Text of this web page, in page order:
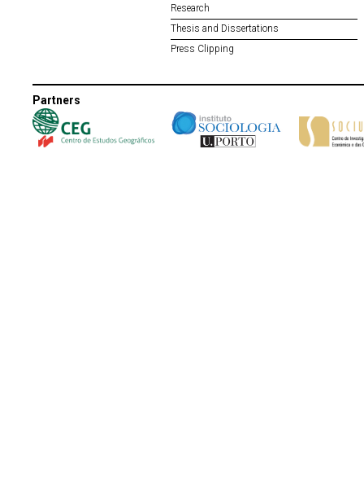
Research
Thesis and Dissertations
Press Clipping
Partners